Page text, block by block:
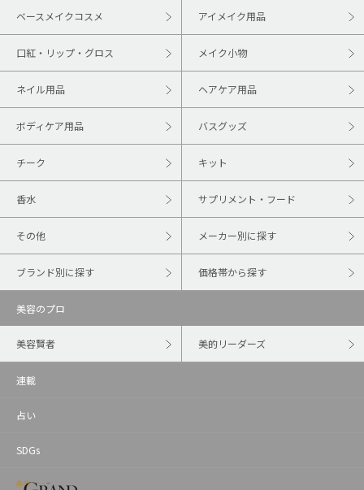
ベースメイクコスメ アイメイク用品
口紅・リップ・グロス メイク小物
ネイル用品 ヘアケア用品
ボディケア用品 バスグッズ
チーク キット
香水 サプリメント・フード
その他 メーカー別に探す
ブランド別に探す 価格帯から探す
美容のプロ
美容賢者 美的リーダーズ
連載
占い
SDGs